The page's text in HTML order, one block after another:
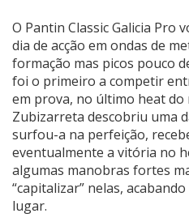
O Pantin Classic Galicia Pro
dia de acção em ondas de
formação mas picos pouco
foi o primeiro a competir
em prova, no último heat do
Zubizarreta descobriu uma
surfou-a na perfeição,
eventualmente a vitória no
algumas manobras fortes
“capitalizar” nelas,
lugar.